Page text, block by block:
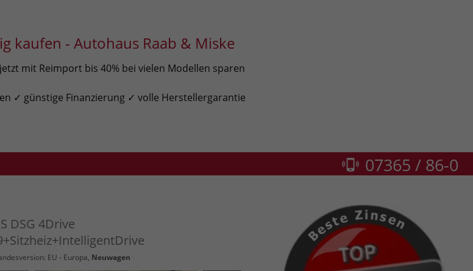
kaufen - Autohaus Raab & Miske
mit Reimport bis 40% bei vielen Modellen sparen
✓ günstige Finanzierung ✓ volle Herstellergarantie
07365 / 86-0
DSG 4Drive
EU - Europa, Neuwagen